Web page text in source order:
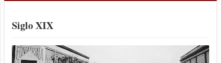
Siglo XIX